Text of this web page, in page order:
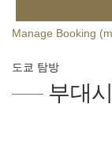
Manage Booking
도쿄 탐방
부대